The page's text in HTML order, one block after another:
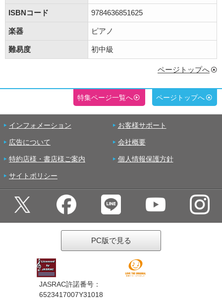
ISBNコード 9784636851625
楽器 ピアノ
難易度 初中級
ページトップへ
特集ページ一覧へ ページトップへ
インフォメーション お客様サポート
広告について 会社概要
特約店様・書店様ご案内 個人情報保護方針
サイトポリシー
PC版で見る
JASRAC許諾番号：
6523417007Y31018